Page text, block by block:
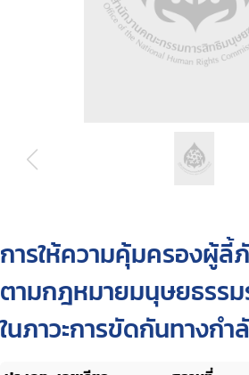
การให้ความคุ้มครองผู้
ตามกฎหมายมนุษยธรรม
ในภาวะการขัดกันทางกำ